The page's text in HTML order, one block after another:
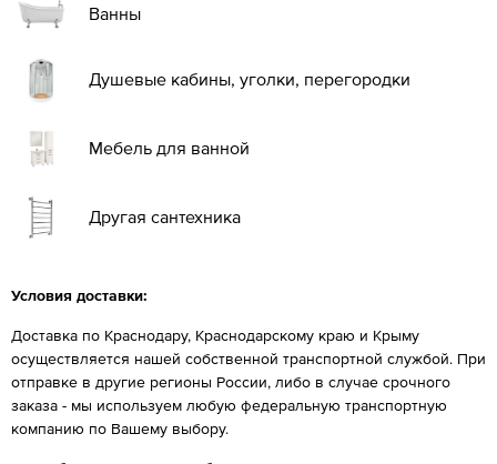
Ванны
Душевые кабины, уголки, перегородки
Мебель для ванной
Другая сантехника
Условия доставки:
Доставка по Краснодару, Краснодарскому краю и Крыму
осуществляется нашей собственной транспортной службой. При
отправке в другие регионы России, либо в случае срочного
заказа - мы используем любую федеральную транспортную
компанию по Вашему выбору.